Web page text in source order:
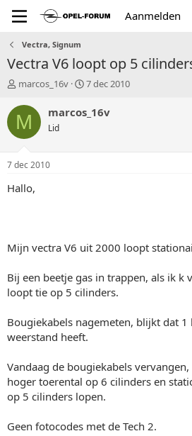
Aanmelden
Vectra, Signum
Vectra V6 loopt op 5
T
p
i
t
a
r
marcos_16v
S
a
r
7 dec 2010
M marcos_16v
Lid
7 dec 2010
Hallo,
Mijn vectra V6 uit 2000 loopt
Bij een beetje gas in trappen, als ik k
loopt tie op 5 cilinders.
Bougiekabels nagemeten, blijkt dat 1
weerstand heeft.
Vandaag de bougiekabels
hoger toerental op 6 cilinders en
op 5 cilinders lopen.
Geen fotocodes met de Tech 2.